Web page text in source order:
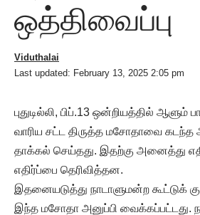
ஒத்திவைப்பு
Last updated: February 13, 2025 2:05 pm
Viduthalai
புதுடில்லி, பிப்.13 ஒன்றியத்தில் ஆளும்
வாரிய சட்ட திருத்த மசோதாவை
தாக்கல் செய்தது. இதற்கு அனைத்து
எதிர்ப்பை தெரிவித்தன.
இதனையடுத்து நாடாளுமன்ற கூட்டுக்
இந்த மசோதா அனுப்பி வைக்கப்பட்டது.